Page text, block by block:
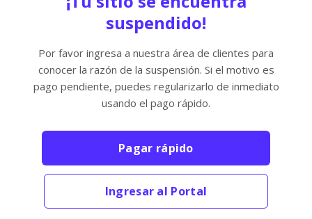
suspendido!
Por favor ingresa a nuestra área de clientes para
conocer la razón de la suspensión. Si el motivo es
pago pendiente, puedes regularizarlo de inmediato
usando el pago rápido.
Pagar rápido
Ingresar al Portal